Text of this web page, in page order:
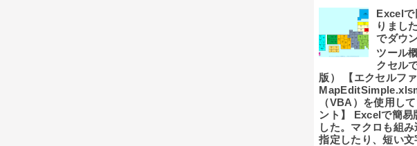
Excelで
りまし
でダウ
ツール
クセル
版） 【エクセルフ
（VBA）を使用し
ント】 Excelで簡易
した。マクロも組
指定したり、短い文